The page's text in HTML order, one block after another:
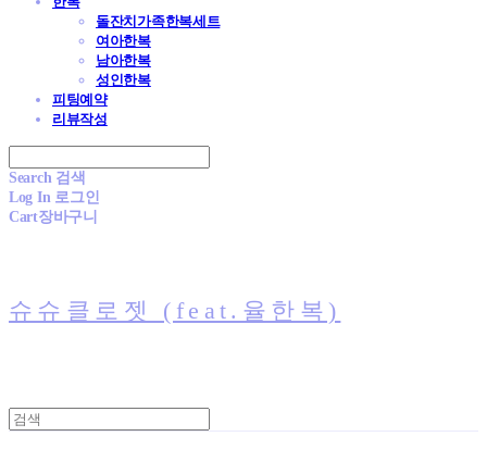
돌잔치가족한복세트
여아한복
남아한복
성인한복
피팅예약
리뷰작성
Search 검색
Log In 로그인
Cart장바구니
슈슈클로젯 (feat.율한복)